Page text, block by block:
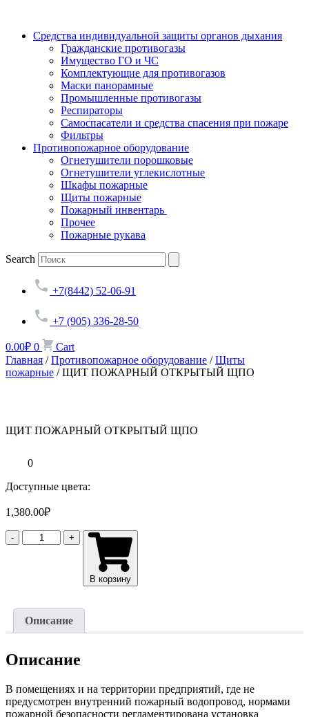
Средства индивидуальной защиты органов дыхания
Гражданские противогазы
Имущество ГО и ЧС
Комплектующие для противогазов
Маски панорамные
Промышленные противогазы
Респираторы
Самоспасатели и средства спасения при пожаре
Фильтры
Противопожарное оборудование
Огнетушители порошковые
Огнетушители углекислотные
Шкафы пожарные
Щиты пожарные
Пожарный инвентарь
Прочее
Пожарные рукава
Search
+7(8442) 52-06-91
+7 (905) 336-28-50
0.00₽ 0
Cart
Главная /Противопожарное оборудование /Щиты
пожарные / ЩИТ ПОЖАРНЫЙ ОТКРЫТЫЙ ЩПО
ЩИТ ПОЖАРНЫЙ ОТКРЫТЫЙ ЩПО
0
Доступные цвета:
1,380.00₽
-
Количество
товара
ОТКРЫТЫЙ
+
В корзину
Описание
Описание
В помещениях и на территории предприятий, где не
предусмотрен внутренний пожарный водопровод, нормами
пожарной безопасности регламентирована установка